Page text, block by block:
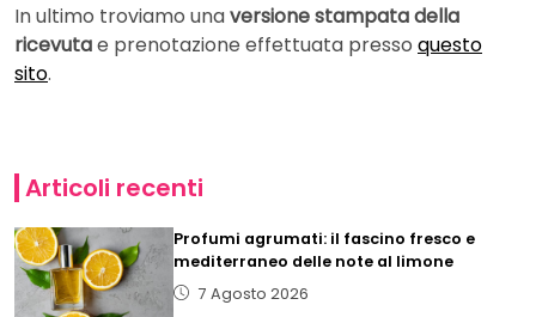
In ultimo troviamo unaversione stampata della
ricevutae prenotazione effettuata presso questo
sito.
Articoli recenti
Profumi agrumati: il fascino fresco e
mediterraneo delle note al limone
7 Agosto 2026